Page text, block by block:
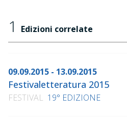
1 Edizioni correlate
09.09.2015 - 13.09.2015
Festivaletteratura 2015
FESTIVAL 19° EDIZIONE